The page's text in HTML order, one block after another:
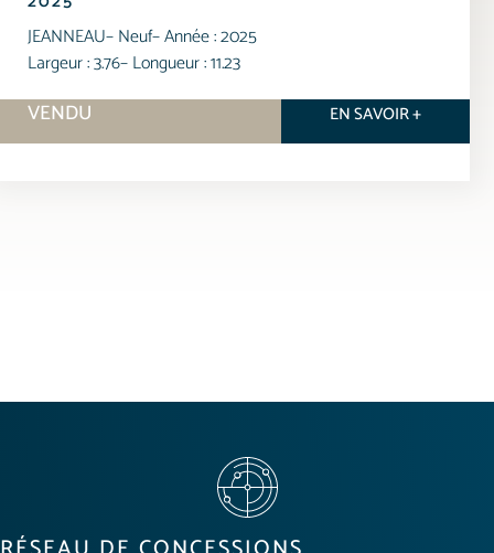
JEANNEAU– Neuf– Année : 2025
Largeur : 3.76– Longueur : 11.23
VENDU EN SAVOIR +